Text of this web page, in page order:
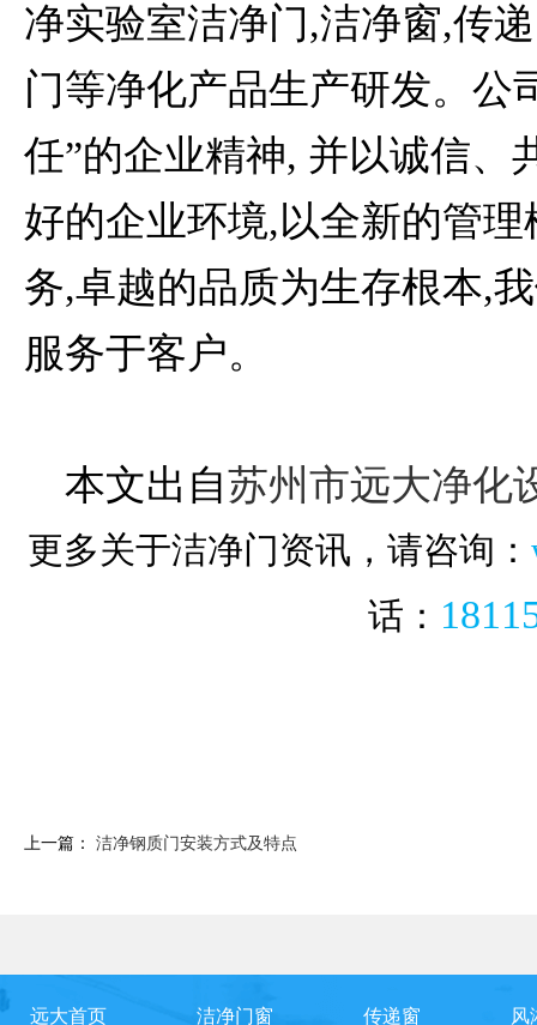
净实验室洁净门,洁净窗,传
门等净化产品生产研发。公
任”的企业精神, 并以诚信、
好的企业环境,以全新的管
务,卓越的品质为生存根本,
服务于客户。
本文出自苏州市远大净化
更多关于洁净门资讯，请咨询：
话：
上一篇： 洁净钢质门安装方式及特点
远大首页 洁净门窗 传递窗 风